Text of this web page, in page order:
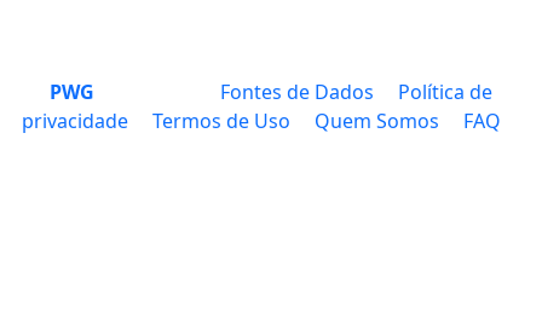
PWG Fontes de Dados
Política de
privacidade
Termos de Uso Quem Somos FAQ